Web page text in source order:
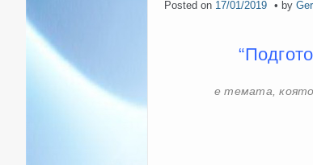
Posted on 17/01/2019 by
е темата, която